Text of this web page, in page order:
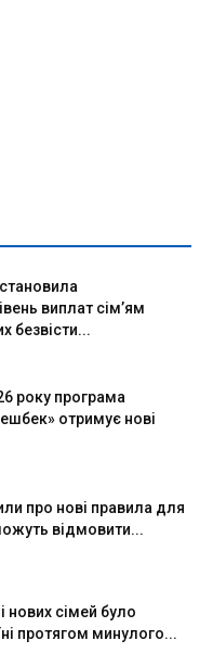
виплат сім’ям
безвісти...
року програма
отримує нові
про нові правила для
відмовити...
нових сімей було
протягом минулого...